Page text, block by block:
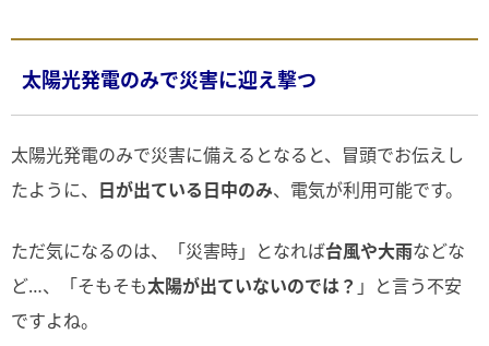
太陽光発電のみで災害に迎え撃つ
太陽光発電のみで災害に備えるとなると、冒頭でお伝えし
たように、 日が出ている日中のみ、電気が利用可能です。
ただ気になるのは、「災害時」となれば台風や大雨などな
ど…、「そもそも太陽が出ていないのでは？ 」と言う不安
ですよね。